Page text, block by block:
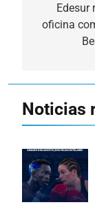
Edesur
oficina
Noticias